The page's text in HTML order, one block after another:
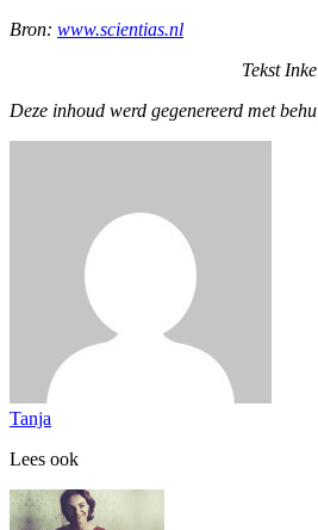
Bron: www.scientias.nl
Tekst
Deze inhoud werd gegenereerd met
Tanja
Lees ook